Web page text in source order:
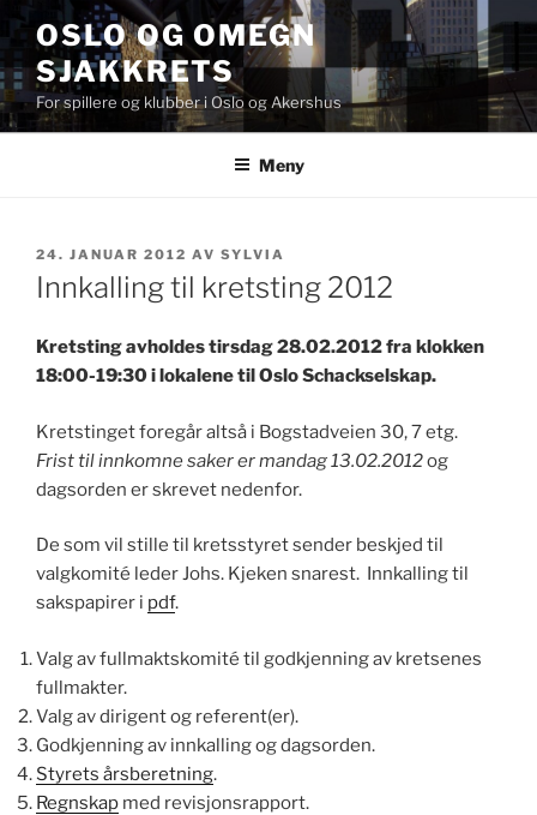
til
innhold
OSLO OG OMEGN
SJAKKRETS
For spillere og klubber i Oslo og Akershus
Meny
PUBLISERT
24. JANUAR 2012 AV SYLVIA
Innkalling til kretsting 2012
Kretsting avholdes tirsdag 28.02.2012 fra klokken
18:00-19:30 i lokalene til Oslo Schackselskap.
Kretstinget foregår altså i Bogstadveien 30, 7 etg.
Frist til innkomne saker er mandag 13.02.2012og
dagsorden er skrevet nedenfor.
De som vil stille til kretsstyret sender beskjed til
valgkomité leder Johs. Kjeken snarest. Innkalling til
sakspapirer i pdf.
Valg av fullmaktskomité til godkjenning av kretsenes
fullmakter.
Valg av dirigent og referent(er).
Godkjenning av innkalling og dagsorden.
Styrets årsberetning.
Regnskap med revisjonsrapport.